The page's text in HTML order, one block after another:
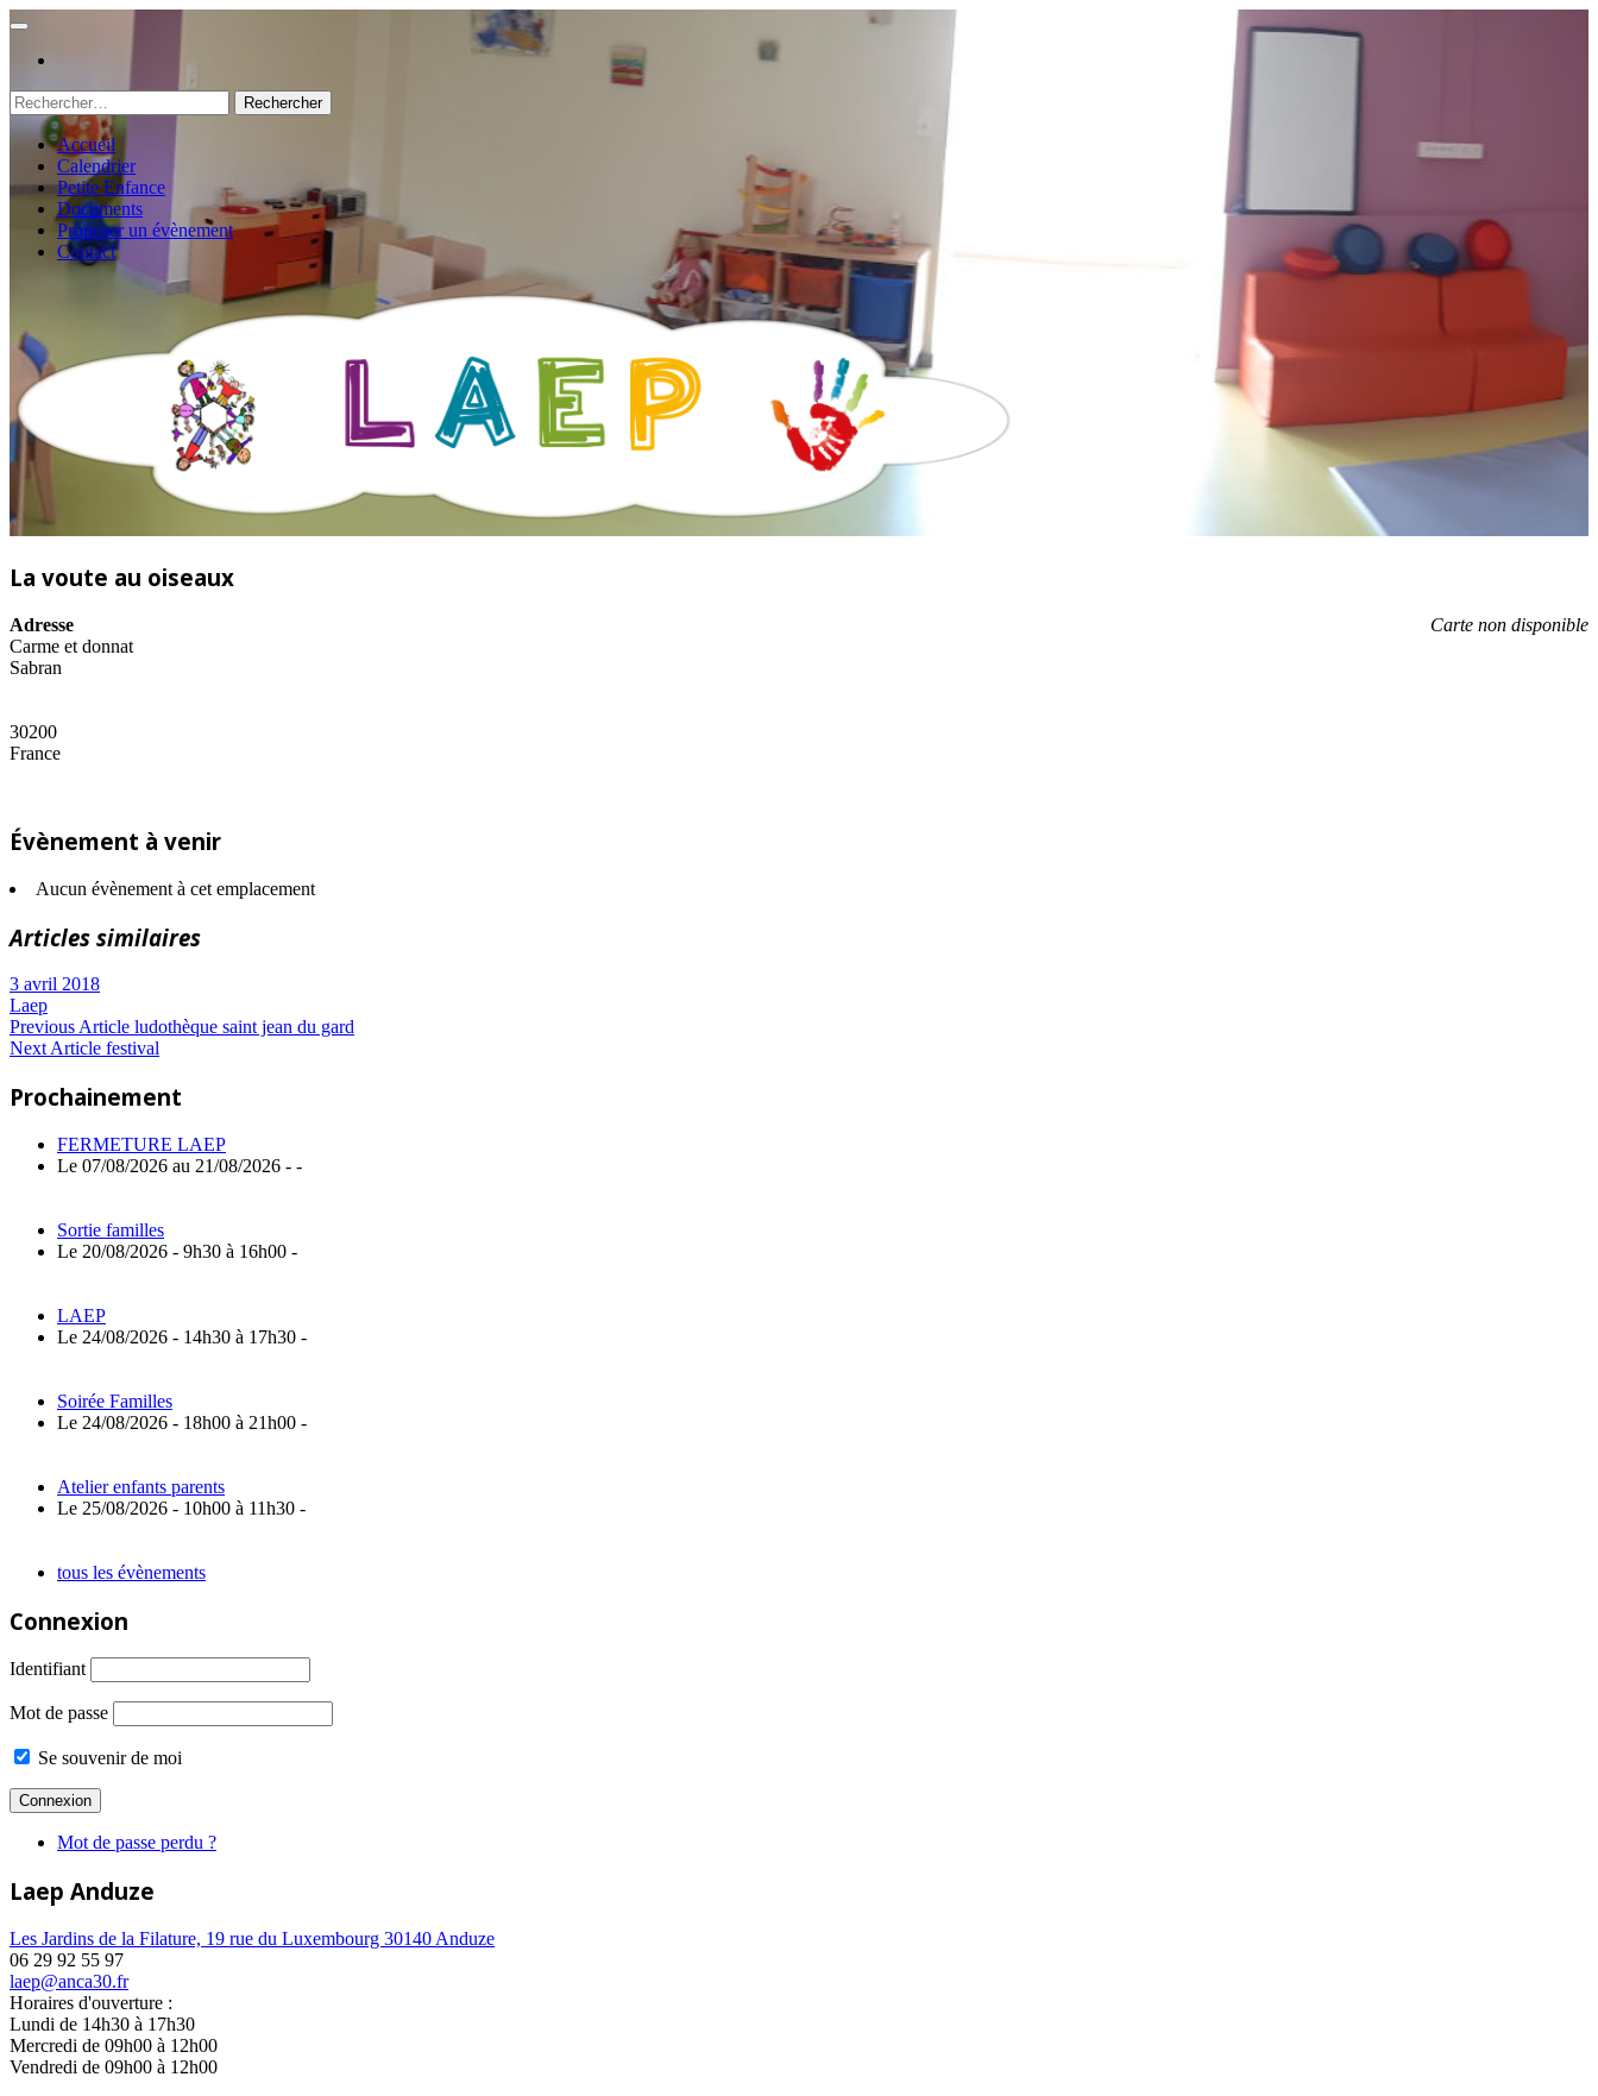
Rechercher :
Accueil
Calendrier
Petite Enfance
Documents
Proposer un évènement
Contact
La voute au oiseaux
Carte non disponible
Adresse
Carme et donnat
Sabran
30200
France
Évènement à venir
Aucun évènement à cet emplacement
Articles similaires
3 avril 2018
Laep
Navigation
l’article
Previous ArticlePrevious
Post:
ludothèque saint jean du gard
Next ArticleNext
festival
Prochainement
FERMETURE LAEP
Le 07/08/2026 au 21/08/2026 - -
Sortie familles
Le 20/08/2026 - 9h30 à 16h00 -
LAEP
Le 24/08/2026 - 14h30 à 17h30 -
Soirée Familles
Le 24/08/2026 - 18h00 à 21h00 -
Atelier enfants parents
Le 25/08/2026 - 10h00 à 11h30 -
tous les évènements
Connexion
Identifiant
Mot de passe
Se souvenir de moi
Mot de passe perdu ?
Laep Anduze
Les Jardins de la Filature, 19 rue du Luxembourg 30140 Anduze
06 29 92 55 97
laep@anca30.fr
Horaires d'ouverture :
Lundi de 14h30 à 17h30
Mercredi de 09h00 à 12h00
Vendredi de 09h00 à 12h00